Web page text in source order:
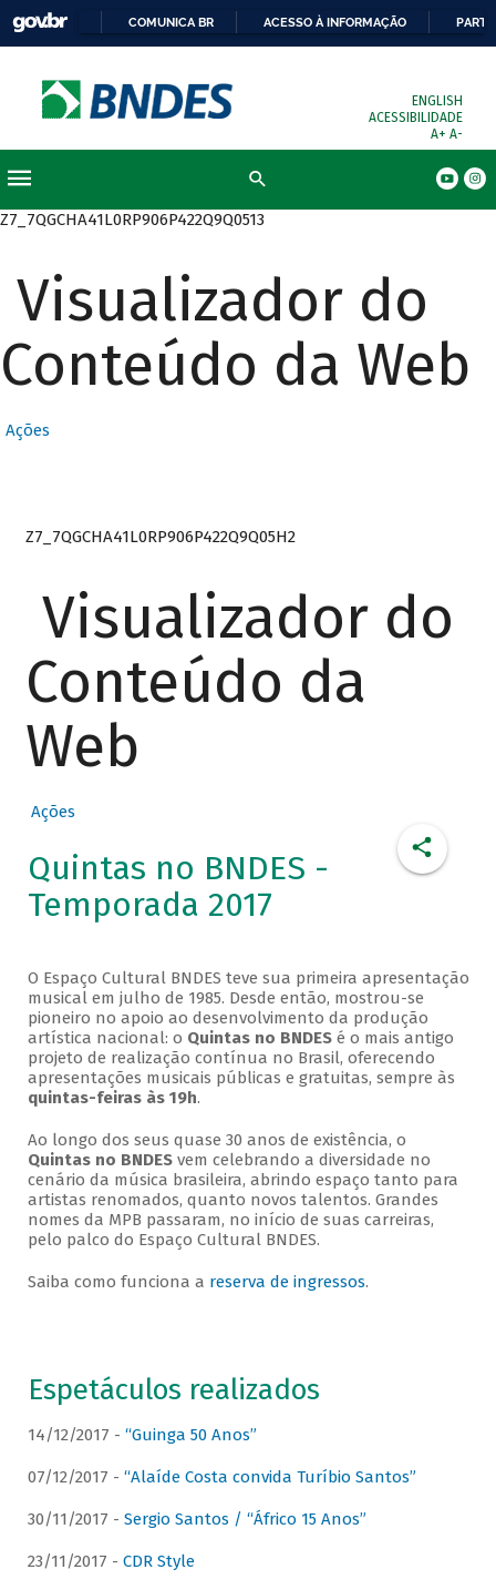
COMUNICA BR ACESSO À INFORMAÇÃO
ENGLISH
ACESSIBILIDADE
A+ A-
Z7_7QGCHA41L0RP906P422Q9Q0513
Visualizador do
Conteúdo da Web
Ações
Z7_7QGCHA41L0RP906P422Q9Q05H2
Visualizador do
Conteúdo da
Web
Ações
Quintas no BNDES -
Temporada 2017
O Espaço Cultural BNDES teve sua primeira apresentação
musical em julho de 1985. Desde então, mostrou-se
pioneiro no apoio ao desenvolvimento da produção
artística nacional: o Quintas no BNDESé o mais antigo
projeto de realização contínua no Brasil, oferecendo
apresentações musicais públicas e gratuitas, sempre às
quintas-feiras às 19h.
Ao longo dos seus quase 30 anos de existência, o
Quintas no BNDESvem celebrando a diversidade no
cenário da música brasileira, abrindo espaço tanto para
artistas renomados, quanto novos talentos. Grandes
nomes da MPB passaram, no início de suas carreiras,
pelo palco do Espaço Cultural BNDES.
Saiba como funciona a reserva de ingressos.
Espetáculos realizados
14/12/2017 - “Guinga 50 Anos”
07/12/2017 - “Alaíde Costa convida Turíbio Santos”
30/11/2017 - Sergio Santos / “Áfrico 15 Anos”
23/11/2017 - CDR Style